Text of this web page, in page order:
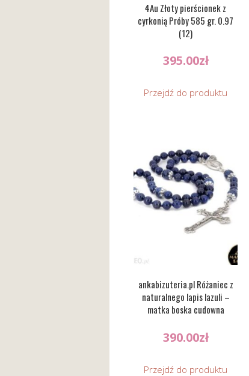
4Au Złoty pierścionek z
cyrkonią Próby 585 gr. 0.97
(12)
395.00zł
Przejdź do produktu
ankabizuteria.pl Różaniec z
naturalnego lapis lazuli –
matka boska cudowna
390.00zł
Przejdź do produktu